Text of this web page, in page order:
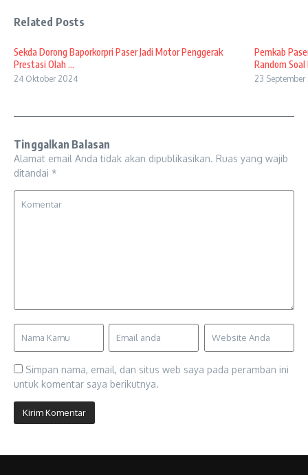
Related Posts
Sekda Dorong Baporkorpri Paser Jadi Motor Penggerak
Prestasi Olah ...
24 Oktober 2024
Pemkab
Random Soal
23
Tinggalkan Balasan
Alamat email Anda tidak akan dipublikasikan. Ruas yang wajib
ditandai *
Simpan nama, email, dan situs web saya pada peramban ini
untuk komentar saya berikutnya.